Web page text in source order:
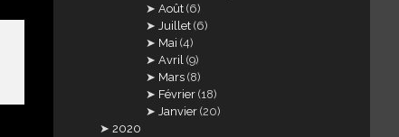
Août (6)
Juillet (6)
Mai (4)
Avril (9)
Mars (8)
Février (18)
Janvier (20)
2020